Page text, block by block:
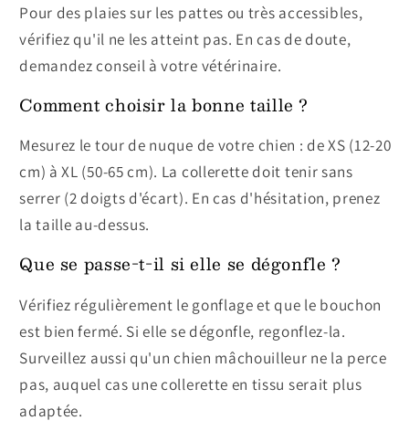
Pour des plaies sur les pattes ou très accessibles,
vérifiez qu'il ne les atteint pas. En cas de doute,
demandez conseil à votre vétérinaire.
Comment choisir la bonne taille ?
Mesurez le tour de nuque de votre chien : de XS (12-20
cm) à XL (50-65 cm). La collerette doit tenir sans
serrer (2 doigts d'écart). En cas d'hésitation, prenez
la taille au-dessus.
Que se passe-t-il si elle se dégonfle ?
Vérifiez régulièrement le gonflage et que le bouchon
est bien fermé. Si elle se dégonfle, regonflez-la.
Surveillez aussi qu'un chien mâchouilleur ne la perce
pas, auquel cas une collerette en tissu serait plus
adaptée.